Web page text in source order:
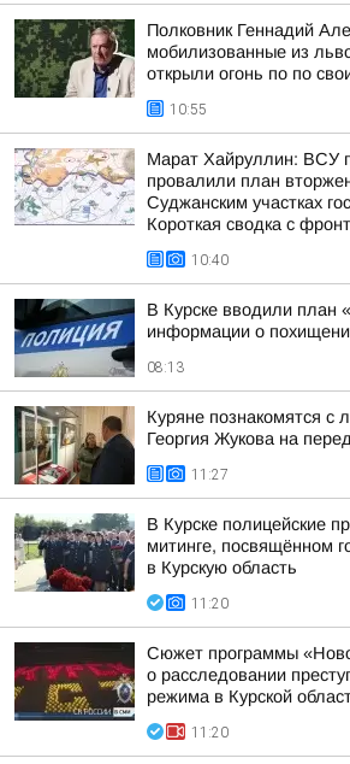
Полковник Геннадий
мобилизованные из
открыли огонь по по
10:55
Марат Хайруллин: ВСУ
провалили план
Суджанским участках
Короткая сводка с
10:40
В Курске вводили план
информации о
08:13
Куряне познакомятся
Георгия Жукова на
11:27
В Курске полицейские
митинге, посвящённом
в Курскую область
11:20
Сюжет программы
о расследовании
режима в Курской
11:20